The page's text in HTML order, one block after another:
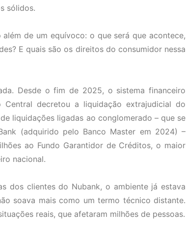
sólidos.
de um equívoco: o que será que acontece,
E quais são os direitos do consumidor nessa
Desde o fim de 2025, o sistema financeiro
decretou a liquidação extrajudicial do
liquidações ligadas ao conglomerado – que se
(adquirido pelo Banco Master em 2024) –
ao Fundo Garantidor de Créditos, o maior
nacional.
dos clientes do Nubank, o ambiente já estava
soava mais como um termo técnico distante.
reais, que afetaram milhões de pessoas.